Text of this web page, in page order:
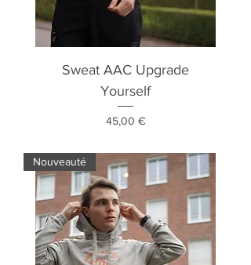
Sweat AAC Upgrade
Yourself
Prix
45,00 €
Nouveauté